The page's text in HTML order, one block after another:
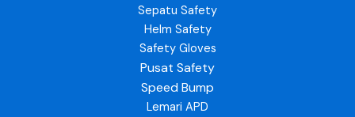
Sepatu Safety
Helm Safety
Safety Gloves
Pusat Safety
Speed Bump
Lemari APD